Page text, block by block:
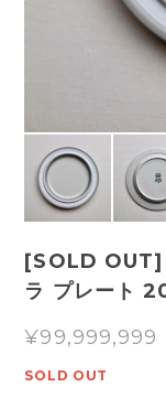
[SOLD OUT]
ラ プレート
¥99,999,999
SOLD OUT